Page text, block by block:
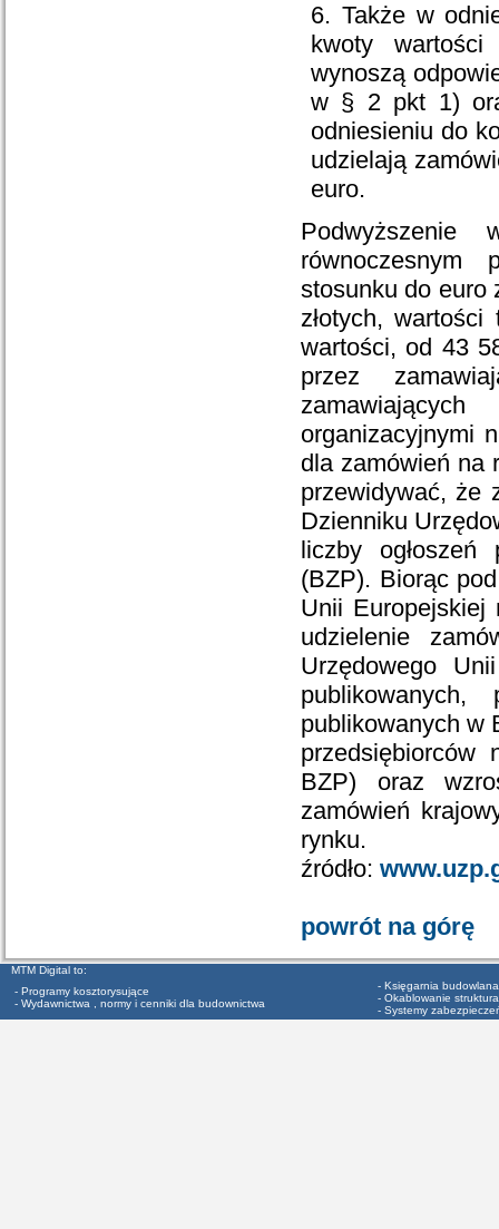
Także w
kwoty
wynoszą
w § 2 pkt 1)
odniesieniu do
udzielają
euro.
Podwyższenie
równoczesnym
stosunku do euro
złotych,
wartości, od 43
przez
organizacyjnymi
dla zamówień na
przewidywać, że
Dzienniku
liczby ogłoszeń
(BZP). Biorąc
Unii Europejskiej
udzielenie
Urzędowego
publikowanych,
publikowanych w
przedsiębiorców
BZP) oraz
zamówień
rynku.
źródło:
powrót na górę
MTM Digital to:
- Programy kosztorysujące
- Wydawnictwa , normy i cenniki dla budownictwa
- Księgarnia budowlana
- Okablowanie
- Systemy